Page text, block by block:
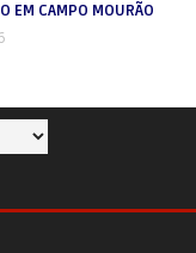
EM CAMPO MOURÃO